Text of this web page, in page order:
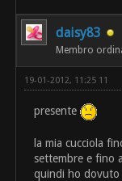
daisy83
Membro
19-01-2012, 11:25 11
presente
la mia cucciola
settembre e fino
quindi ho dovuto